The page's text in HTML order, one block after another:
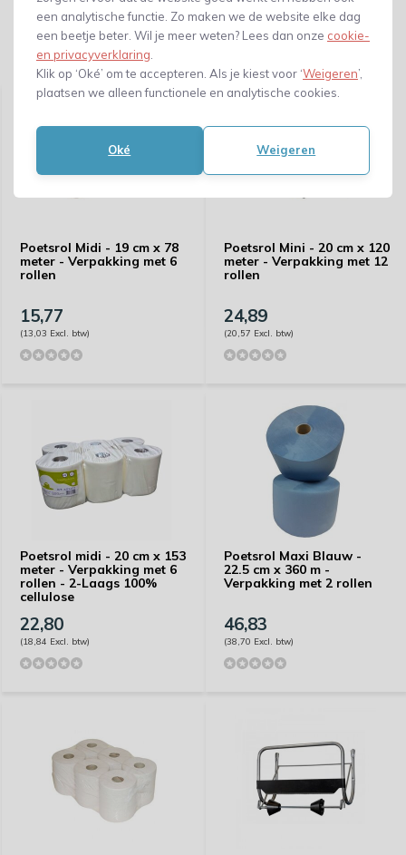
een analytische functie. Zo maken we de website elke dag
een beetje beter. Wil je meer weten? Lees dan onze cookie-
en privacyverklaring
Klik op ‘Oké’ om te accepteren. Als je kiest voor ‘Weigeren’,
plaatsen we alleen functionele en analytische cookies.
Oké Weigeren
Gerelateerde producten
Poetsrol Midi - 19 cm x 78
meter - Verpakking met 6
rollen
15,77
(13,03 Excl. btw)
Poetsrol Mini - 20 cm x 120
meter - Verpakking met 12
rollen
24,89
(20,57 Excl. btw)
Poetsrol midi - 20 cm x 153
meter - Verpakking met 6
rollen - 2-Laags 100%
cellulose
22,80
(18,84 Excl. btw)
Poetsrol Maxi Blauw -
22.5 cm x 360 m -
Verpakking met 2 rollen
46,83
(38,70 Excl. btw)